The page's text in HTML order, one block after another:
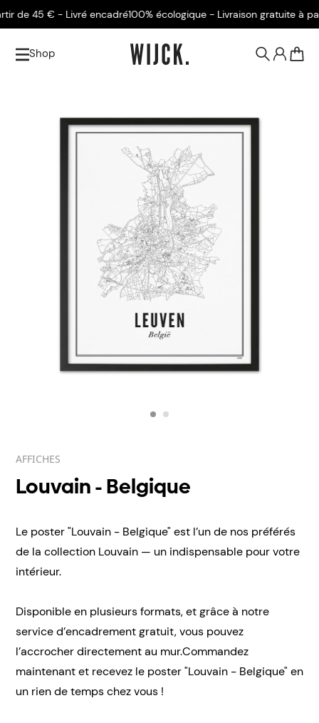
de 45 € - Livré encadré100% écologique - Livraison gratuite à
Shop
AFFICHES
Louvain - Belgique
Le poster "Louvain - Belgique" est l’un de nos préférés
de la collection Louvain — un indispensable pour votre
intérieur.
Disponible en plusieurs formats, et grâce à notre
service d’encadrement gratuit, vous pouvez
l’accrocher directement au mur.Commandez
maintenant et recevez le poster "Louvain - Belgique" en
un rien de temps chez vous !